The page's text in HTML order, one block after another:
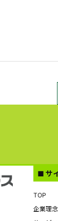
■ サ
TOP
企業理念